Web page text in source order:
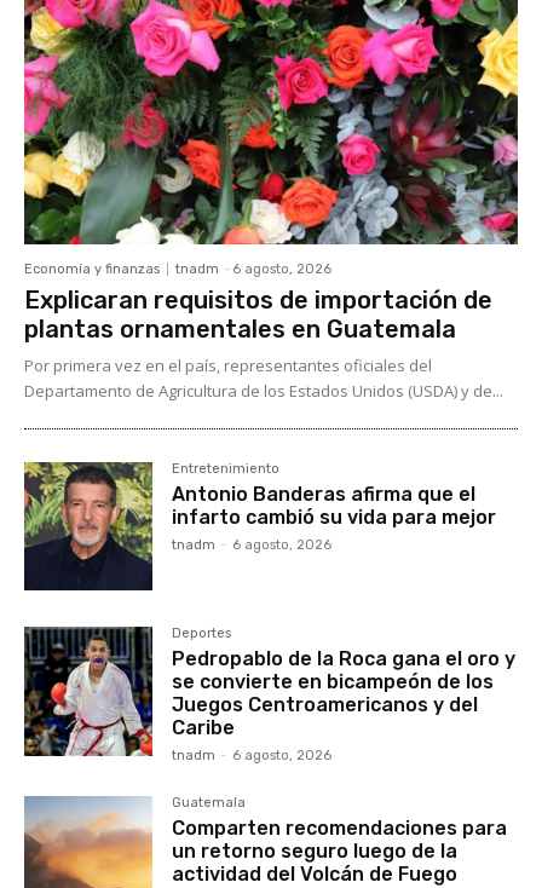
Economía y finanzas tnadm - 6 agosto, 2026
Explicaran requisitos de importación de
plantas ornamentales en Guatemala
Por primera vez en el país, representantes oficiales del
Departamento de Agricultura de los Estados Unidos (USDA) y de...
Entretenimiento
Antonio Banderas afirma que el
infarto cambió su vida para mejor
tnadm - 6 agosto, 2026
Deportes
Pedropablo de la Roca gana el oro y
se convierte en bicampeón de los
Juegos Centroamericanos y del
Caribe
tnadm - 6 agosto, 2026
Guatemala
Comparten recomendaciones para
un retorno seguro luego de la
actividad del Volcán de Fuego